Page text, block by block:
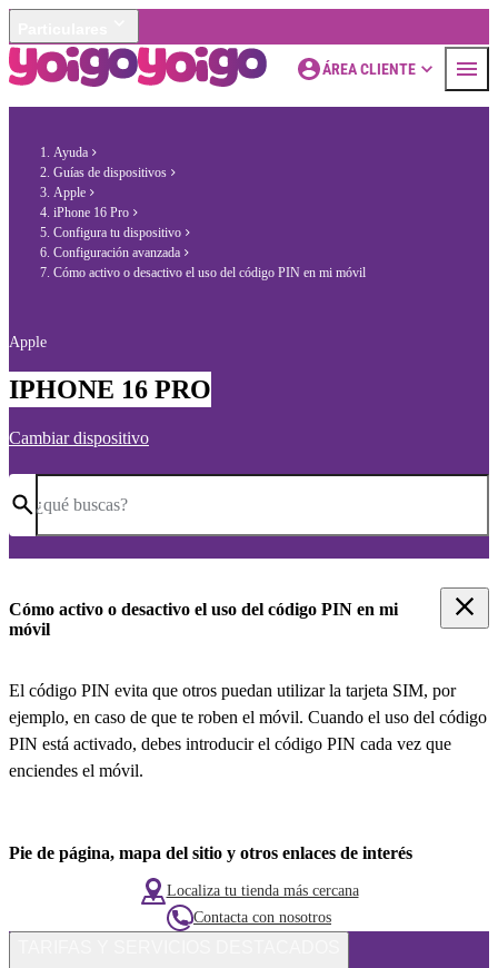
ÁREA CLIENTE
Ayuda
Guías de dispositivos
Apple
iPhone 16 Pro
Configura tu dispositivo
Configuración avanzada
Cómo activo o desactivo el uso del código PIN en mi móvil
Apple
IPHONE 16 PRO
Cambiar dispositivo
¿qué buscas?
Cómo activo o desactivo el uso del código PIN en mi
móvil
El código PIN evita que otros puedan utilizar la tarjeta SIM, por
ejemplo, en caso de que te roben el móvil. Cuando el uso del código
PIN está activado, debes introducir el código PIN cada vez que
enciendes el móvil.
Pie de página, mapa del sitio y otros enlaces de interés
Localiza tu tienda más cercana
Contacta con nosotros